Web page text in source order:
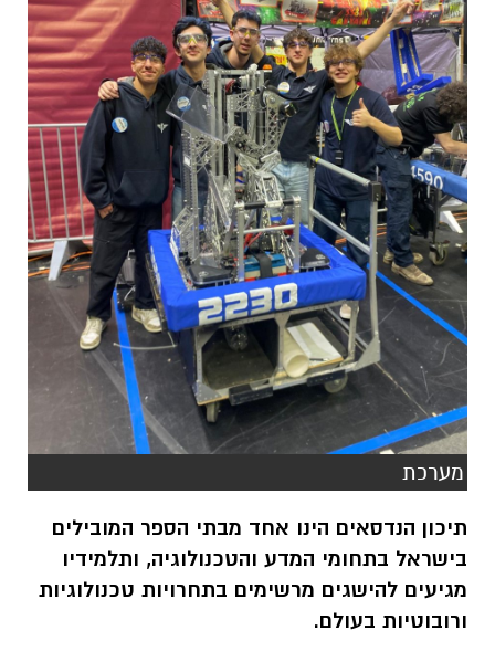
מערכת
תיכון הנדסאים הינו אחד מבתי הספר המובילים
בישראל בתחומי המדע והטכנולוגיה, ותלמידיו
מגיעים להישגים מרשימים בתחרויות טכנולוגיות
ורובוטיות בעולם.